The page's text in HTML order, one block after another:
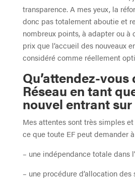
transparence. A mes yeux, la
donc pas totalement aboutie et
nombreux points, à adapter ou à
prix que l’accueil des nouveaux
considéré comme réellement
Qu’attendez-vous
Réseau en tant
nouvel entrant sur
Mes attentes sont très simples
ce que toute EF peut demander
– une indépendance totale dans
– une procédure d’allocation